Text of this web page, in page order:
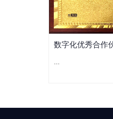
数字化优秀合作
...